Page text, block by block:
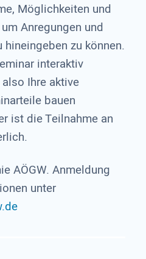
Möglichkeiten und
Anregungen und
zu können.
interaktiv
Ihre aktive
bauen
ist die Teilnahme an
AÖGW. Anmeldung
unter